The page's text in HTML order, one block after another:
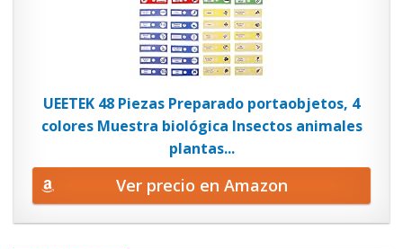
UEETEK 48 Piezas Preparado portaobjetos, 4
colores Muestra biológica Insectos animales
plantas...
Ver precio en Amazon